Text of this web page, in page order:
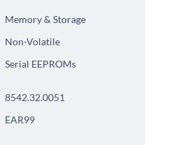
Memory & Storage
Non-Volatile
Serial EEPROMs
8542.32.0051
EAR99